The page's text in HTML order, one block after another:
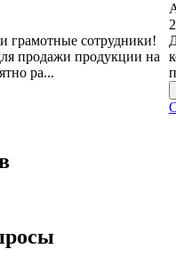
грамотные сотрудники!
продажи продукции на
ра...